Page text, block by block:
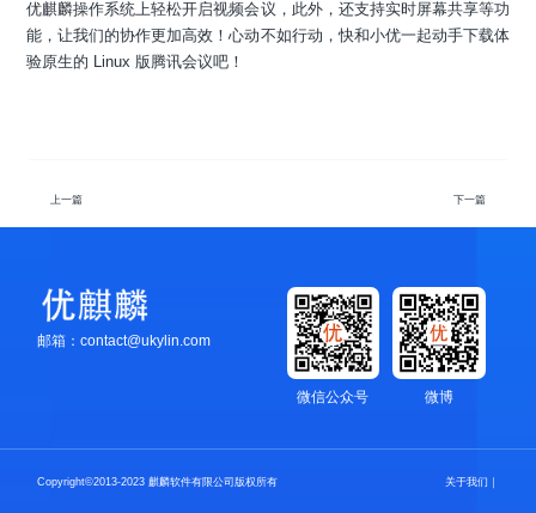
优麒麟操作系统上轻松开启视频会议，此外，还支持实时屏幕共享等功
能，让我们的协作更加高效！心动不如行动，快和小优一起动手下载体
验原生的 Linux 版腾讯会议吧！
上一篇 下一篇
邮箱：contact@ukylin.com
微博
微信公众号
Copyright©2013-2023 麒麟软件有限公司版权所有 关于我们 ｜